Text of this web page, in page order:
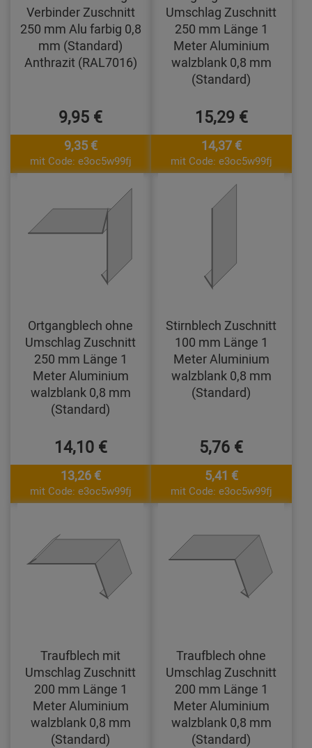
Verbinder Zuschnitt
250 mm Alu farbig 0,8
mm (Standard)
Anthrazit (RAL7016)
9,95 €
9,35 €
mit Code: e3oc5w99fj
Umschlag Zuschnitt
250 mm Länge 1
Meter Aluminium
walzblank 0,8 mm
(Standard)
15,29 €
14,37 €
mit Code: e3oc5w99fj
Ortgangblech ohne
Umschlag Zuschnitt
250 mm Länge 1
Meter Aluminium
walzblank 0,8 mm
(Standard)
14,10 €
13,26 €
mit Code: e3oc5w99fj
Stirnblech Zuschnitt
100 mm Länge 1
Meter Aluminium
walzblank 0,8 mm
(Standard)
5,76 €
5,41 €
mit Code: e3oc5w99fj
Traufblech mit
Umschlag Zuschnitt
200 mm Länge 1
Meter Aluminium
walzblank 0,8 mm
(Standard)
Traufblech ohne
Umschlag Zuschnitt
200 mm Länge 1
Meter Aluminium
walzblank 0,8 mm
(Standard)